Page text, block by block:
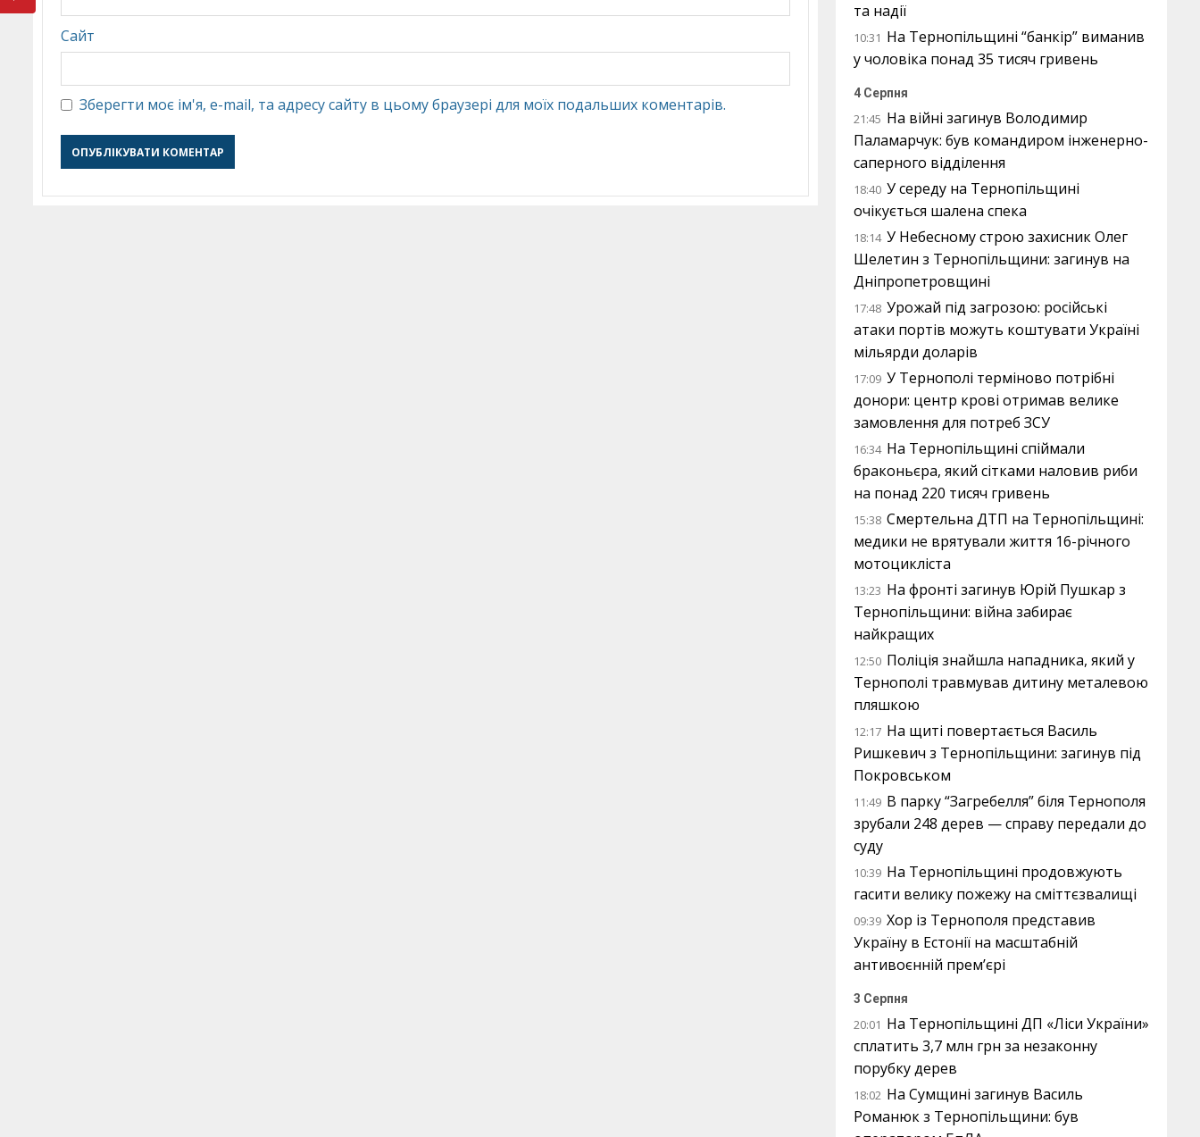
Сайт
Зберегти моє ім'я, e-mail, та адресу сайту в цьому браузері для моїх подальших коментарів.
та надії
10:31 На Тернопільщині “банкір” виманив
у чоловіка понад 35 тисяч гривень
4 Серпня
21:45 На війні загинув Володимир
Паламарчук: був командиром інженерно-
саперного відділення
18:40 У середу на Тернопільщині
очікується шалена спека
18:14 У Небесному строю захисник Олег
Шелетин з Тернопільщини: загинув на
Дніпропетровщині
17:48 Урожай під загрозою: російські
атаки портів можуть коштувати Україні
мільярди доларів
17:09 У Тернополі терміново потрібні
донори: центр крові отримав велике
замовлення для потреб ЗСУ
16:34 На Тернопільщині спіймали
браконьєра, який сітками наловив риби
на понад 220 тисяч гривень
15:38 Смертельна ДТП на Тернопільщині:
медики не врятували життя 16-річного
мотоцикліста
13:23 На фронті загинув Юрій Пушкар з
Тернопільщини: війна забирає
найкращих
12:50 Поліція знайшла нападника, який у
Тернополі травмував дитину металевою
пляшкою
12:17 На щиті повертається Василь
Ришкевич з Тернопільщини: загинув під
Покровськом
11:49 В парку “Загребелля” біля Тернополя
зрубали 248 дерев — справу передали до
суду
10:39 На Тернопільщині продовжують
гасити велику пожежу на сміттєзвалищі
09:39 Хор із Тернополя представив
Україну в Естонії на масштабній
антивоєнній прем’єрі
3 Серпня
20:01 На Тернопільщині ДП «Ліси України»
сплатить 3,7 млн грн за незаконну
порубку дерев
18:02 На Сумщині загинув Василь
Романюк з Тернопільщини: був